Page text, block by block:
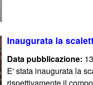
Inaugurata la
Data pubblicazione:
E' stata inaugurata la